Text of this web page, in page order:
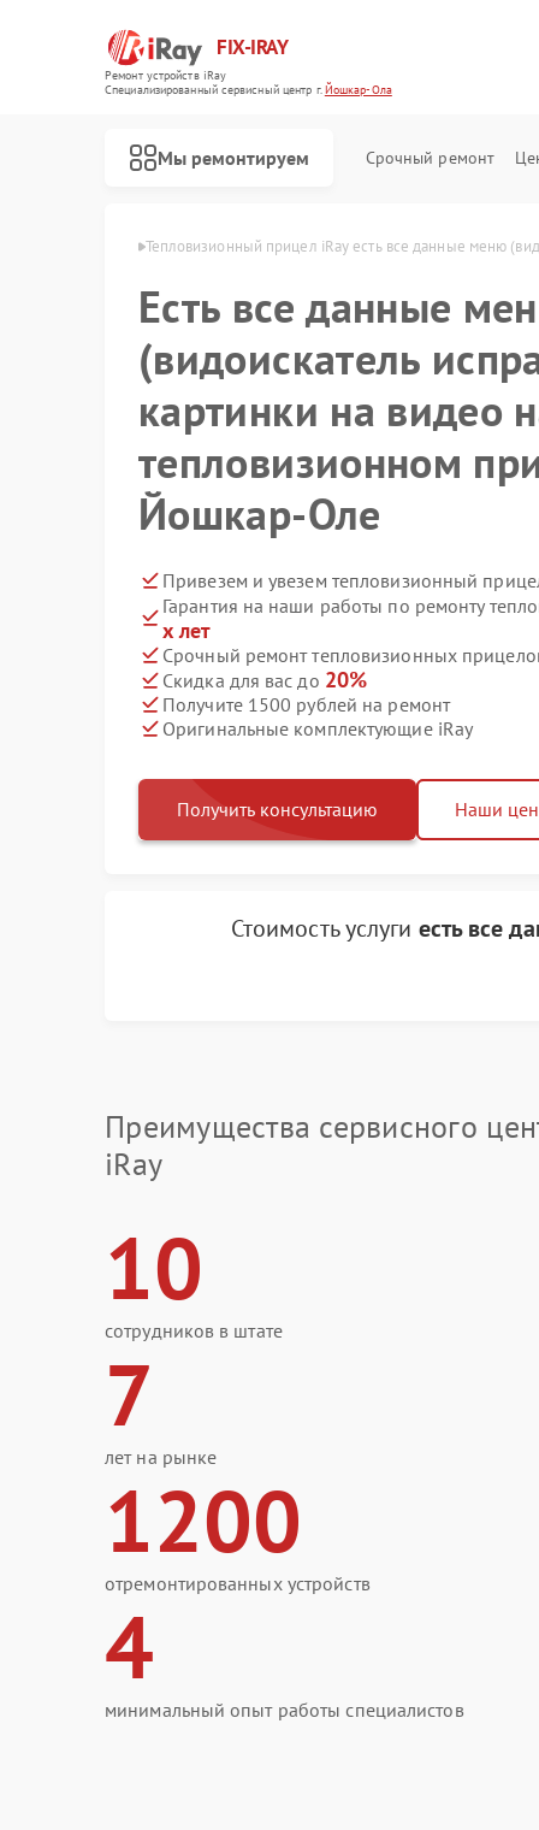
FIX-IRAY
Ремонт устройств iRay
Специализированный cервисный центр г.Йошкар-Ола
Мы ремонтируем Срочный ремонт
Тепловизионный прицел iRay есть все данные меню
Есть все данные
(видоискатель
картинки на видео
тепловизионном
Йошкар-Оле
Привезем и увезем тепловизионный
Гарантия на наши работы по ремонту
х лет
Срочный ремонт тепловизионных
Скидка для вас до 20%
Получите 1500 рублей на ремонт
Оригинальные комплектующие iRay
Получить консультацию Наши
Стоимость услуги есть все
Преимущества сервисного
iRay
10
сотрудников в штате
7
лет на рынке
1200
отремонтированных устройств
4
минимальный опыт работы специалистов